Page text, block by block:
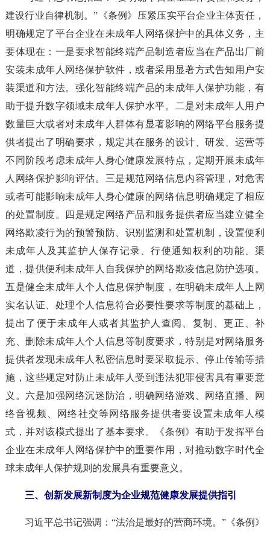
建设行业自律机制。”《条例》压紧压实平台企业主体责任，
明确规定了平台企业在未成年人网络保护中的具体义务，主
要体现在：一是要求智能终端产品制造者应当在产品出厂前
安装未成年人网络保护软件，或者采用显著方式告知用户安
装渠道和方法。强化智能终端产品的未成年人保护功能，有
助于提升数字领域未成年人保护水平。二是对未成年人用户
数量巨大或者对未成年人群体有显著影响的网络平台服务提
供者提出了明确要求，规定其在服务的设计、研发、运营等
不同阶段考虑未成年人身心健康发展特点，定期开展未成年
人网络保护影响评估。三是规范网络信息内容管理，对危害
或者可能影响未成年人身心健康的网络信息明确规定了相应
的处置制度。四是规定网络产品和服务提供者应当建立健全
网络欺凌行为的预警预防、识别监测和处置机制，设置便利
未成年人及其监护人保存记录、行使通知权利的功能、渠
道，提供便利未成年人自我保护的网络欺凌信息防护选项。
五是健全未成年人个人信息保护制度，在明确未成年人上网
实名认证、处理个人信息符合必要性要求等制度的基础上，
提出了便于未成年人或者其监护人查阅、复制、更正、补
充、删除未成年人个人信息等制度要求，特别是对网络服务
提供者发现未成年人私密信息时要采取提示、停止传输等措
施，这些规定对防止未成年人受到违法犯罪侵害具有重要意
义。六是加强网络沉迷防治，明确网络游戏、网络直播、网
络音视频、网络社交等网络服务提供者要设置未成年人模
式，并对该模式提出了基本要求。《条例》有助于发挥平台
企业在未成年人网络保护中的重要作用，对推动数字时代全
球未成年人保护规则的发展具有重要意义。
三、创新发展新制度为企业规范健康发展提供指引
习近平总书记强调：“法治是最好的营商环境。”《条例》